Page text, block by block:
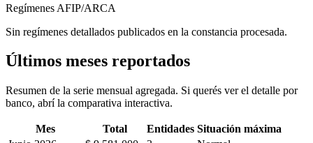
Regímenes AFIP/ARCA
Sin regímenes detallados publicados en la constancia procesada.
Últimos meses reportados
Resumen de la serie mensual agregada. Si querés ver el detalle por
banco, abrí la comparativa interactiva.
Mes Total Entidades Situación máxima